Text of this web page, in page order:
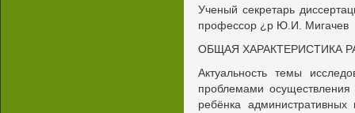
Ученый секретарь
профессор ¿р Ю.И. Мигачев
ОБЩАЯ ХАРАКТЕРИСТИКА
Актуальность темы
проблемами
ребёнка